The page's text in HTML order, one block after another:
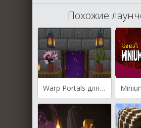
Похожие
Warp Portals для Майнкрафт [1.20.4, 1.20.3]